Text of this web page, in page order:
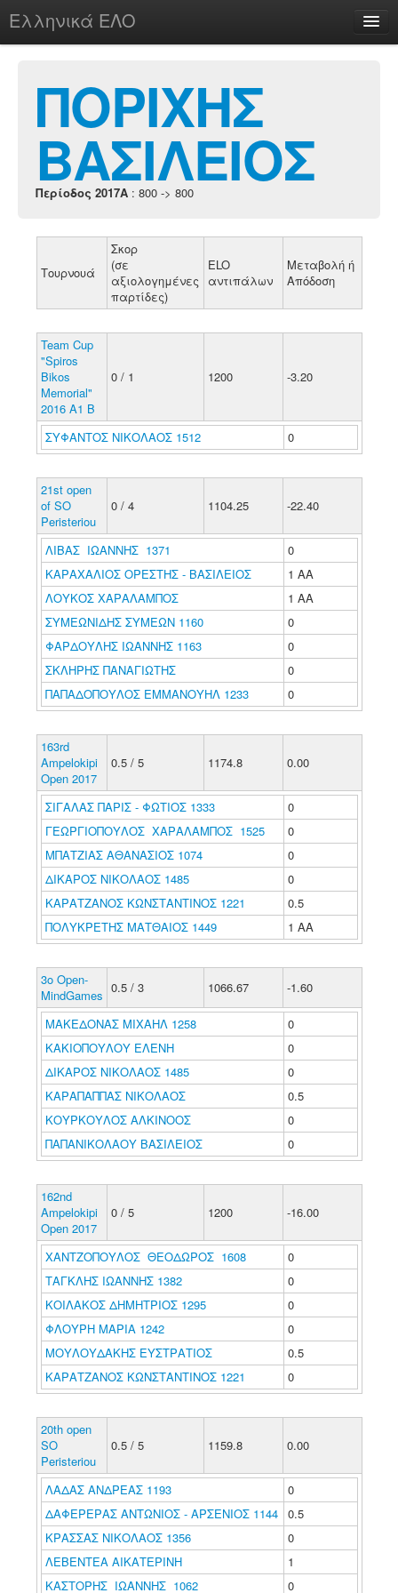
Ελληνικά ΕΛΟ
chesstu.be @ discord
Login
ΠΟΡΙΧΗΣ
ΒΑΣΙΛΕΙΟΣ
Περίοδος 2017A : 800 -> 800
Τουρνουά
Σκορ
(σε
αξιολογημένες
παρτίδες)
ELO
αντιπάλων
Μεταβολή ή
Απόδοση
Team Cup
"Spiros
Bikos
Memorial"
2016 A1 Β
0 / 1 1200 -3.20
ΣΥΦΑΝΤΟΣ ΝΙΚΟΛΑΟΣ 1512 0
21st open
of SO
Peristeriou
0 / 4 1104.25 -22.40
ΛΙΒΑΣ ΙΩΑΝΝΗΣ 1371
0
ΚΑΡΑΧΑΛΙΟΣ ΟΡΕΣΤΗΣ - ΒΑΣΙΛΕΙΟΣ
1 ΑΑ
ΛΟΥΚΟΣ ΧΑΡΑΛΑΜΠΟΣ
1 ΑΑ
ΣΥΜΕΩΝΙΔΗΣ ΣΥΜΕΩΝ 1160
0
ΦΑΡΔΟΥΛΗΣ ΙΩΑΝΝΗΣ 1163
0
ΣΚΛΗΡΗΣ ΠΑΝΑΓΙΩΤΗΣ
0
ΠΑΠΑΔΟΠΟΥΛΟΣ ΕΜΜΑΝΟΥΗΛ 1233
0
163rd
Ampelokipi
Open 2017
0.5 / 5 1174.8 0.00
ΣΙΓΑΛΑΣ ΠΑΡΙΣ - ΦΩΤΙΟΣ 1333
0
ΓΕΩΡΓΙΟΠΟΥΛΟΣ ΧΑΡΑΛΑΜΠΟΣ 1525
0
ΜΠΑΤΖΙΑΣ ΑΘΑΝΑΣΙΟΣ 1074
0
ΔΙΚΑΡΟΣ ΝΙΚΟΛΑΟΣ 1485
0
ΚΑΡΑΤΖΑΝΟΣ ΚΩΝΣΤΑΝΤΙΝΟΣ 1221
0.5
ΠΟΛΥΚΡΕΤΗΣ ΜΑΤΘΑΙΟΣ 1449
1 ΑΑ
3ο Open-
MindGames 0.5 / 3 1066.67 -1.60
ΜΑΚΕΔΟΝΑΣ ΜΙΧΑΗΛ 1258
0
ΚΑΚΙΟΠΟΥΛΟΥ ΕΛΕΝΗ
0
ΔΙΚΑΡΟΣ ΝΙΚΟΛΑΟΣ 1485
0
ΚΑΡΑΠΑΠΠΑΣ ΝΙΚΟΛΑΟΣ
0.5
ΚΟΥΡΚΟΥΛΟΣ ΑΛΚΙΝΟΟΣ
0
ΠΑΠΑΝΙΚΟΛΑΟΥ ΒΑΣΙΛΕΙΟΣ
0
162nd
Ampelokipi
Open 2017
0 / 5 1200 -16.00
ΧΑΝΤΖΟΠΟΥΛΟΣ ΘΕΟΔΩΡΟΣ 1608
0
ΤΑΓΚΛΗΣ ΙΩΑΝΝΗΣ 1382
0
ΚΟΙΛΑΚΟΣ ΔΗΜΗΤΡΙΟΣ 1295
0
ΦΛΟΥΡΗ ΜΑΡΙΑ 1242
0
ΜΟΥΛΟΥΔΑΚΗΣ ΕΥΣΤΡΑΤΙΟΣ
0.5
ΚΑΡΑΤΖΑΝΟΣ ΚΩΝΣΤΑΝΤΙΝΟΣ 1221
0
20th open
SO
Peristeriou
0.5 / 5 1159.8 0.00
ΛΑΔΑΣ ΑΝΔΡΕΑΣ 1193
0
ΔΑΦΕΡΕΡΑΣ ΑΝΤΩΝΙΟΣ - ΑΡΣΕΝΙΟΣ 1144
0.5
ΚΡΑΣΣΑΣ ΝΙΚΟΛΑΟΣ 1356
0
ΛΕΒΕΝΤΕΑ ΑΙΚΑΤΕΡΙΝΗ
1
ΚΑΣΤΟΡΗΣ ΙΩΑΝΝΗΣ 1062
0